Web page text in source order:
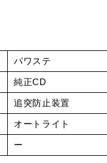
パワステ
純正CD
追突防止装置
オートライト
ー